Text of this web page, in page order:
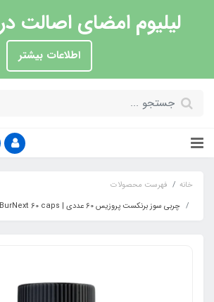
لیلیوم امضای اصالت
اطلاعات بیشتر
خانه
فهرست محصولات
چربی سوز برنکست پروزیس 60 عددی | Prozis Phasertech BurNext 60 caps